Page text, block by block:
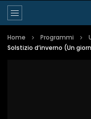
Home Programmi
Solstizio d’inverno (Un